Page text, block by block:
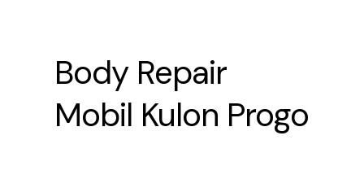
Body Repair
Mobil Kulon Progo